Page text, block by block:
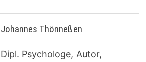
Johannes Thönneßen
Dipl. Psychologe, Autor,